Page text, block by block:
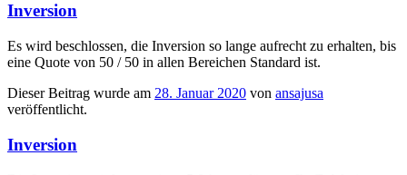
Inversion
Es wird beschlossen, die Inversion so lange aufrecht zu erhalten, bis
eine Quote von 50 / 50 in allen Bereichen Standard ist.
Dieser Beitrag wurde am 28. Januar 2020 von ansajusa
veröffentlicht.
Inversion